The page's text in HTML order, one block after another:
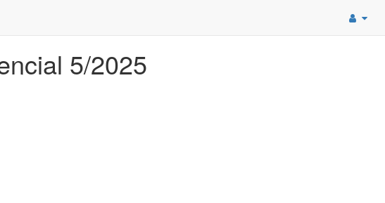
5/2025